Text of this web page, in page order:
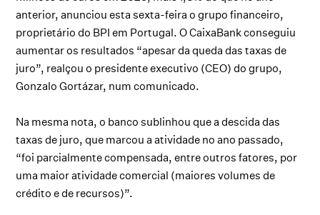
anterior, anunciou esta sexta-feira o grupo financeiro,
proprietário do BPI em Portugal. O CaixaBank conseguiu
aumentar os resultados “apesar da queda das taxas de
juro”, realçou o presidente executivo (CEO) do grupo,
Gonzalo Gortázar, num comunicado.
Na mesma nota, o banco sublinhou que a descida das
taxas de juro, que marcou a atividade no ano passado,
“foi parcialmente compensada, entre outros fatores, por
uma maior atividade comercial (maiores volumes de
crédito e de recursos)”.